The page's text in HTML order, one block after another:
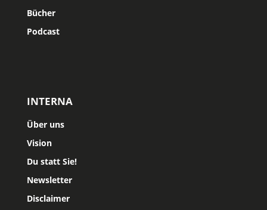
Bücher
Podcast
INTERNA
Über uns
Vision
Du statt Sie!
Newsletter
Disclaimer